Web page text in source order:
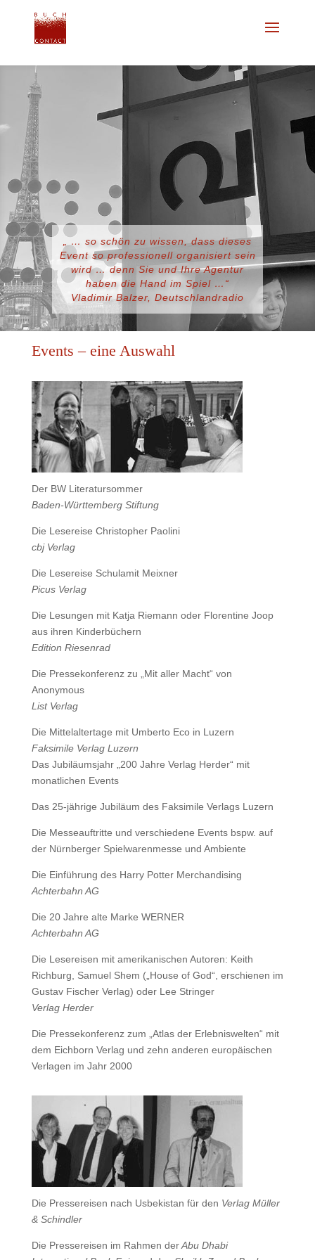
„ … so schön zu wissen, dass dieses
Event so professionell organisiert sein
wird … denn Sie und Ihre Agentur
haben die Hand im Spiel …“
Vladimir Balzer, Deutschlandradio
Events – eine Auswahl
Der BW Literatursommer
Baden-Württemberg Stiftung
Die Lesereise Christopher Paolini
cbj Verlag
Die Lesereise Schulamit Meixner
Picus Verlag
Die Lesungen mit Katja Riemann oder Florentine Joop
aus ihren Kinderbüchern
Edition Riesenrad
Die Pressekonferenz zu „Mit aller Macht“ von
Anonymous
List Verlag
Die Mittelaltertage mit Umberto Eco in Luzern
Faksimile Verlag Luzern
Das Jubiläumsjahr „200 Jahre Verlag Herder“ mit
monatlichen Events
Das 25-jährige Jubiläum des Faksimile Verlags Luzern
Die Messeauftritte und verschiedene Events bspw. auf
der Nürnberger Spielwarenmesse und Ambiente
Die Einführung des Harry Potter Merchandising
Achterbahn AG
Die 20 Jahre alte Marke WERNER
Achterbahn AG
Die Lesereisen mit amerikanischen Autoren: Keith
Richburg, Samuel Shem („House of God“, erschienen im
Gustav Fischer Verlag) oder Lee Stringer
Verlag Herder
Die Pressekonferenz zum „Atlas der Erlebniswelten“ mit
dem Eichborn Verlag und zehn anderen europäischen
Verlagen im Jahr 2000
Die Pressereisen nach Usbekistan für den Verlag Müller
& Schindler
Die Pressereisen im Rahmen derAbu Dhabi